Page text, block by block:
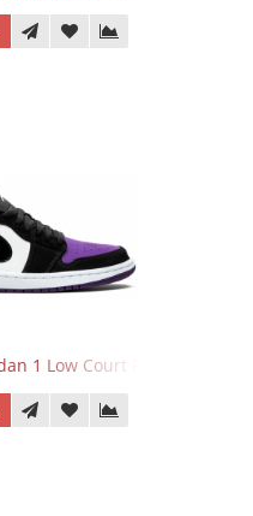
1 Low Court Purple